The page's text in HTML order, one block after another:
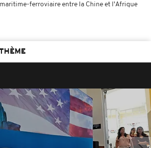
ferroviaire entre la Chine et l'Afrique